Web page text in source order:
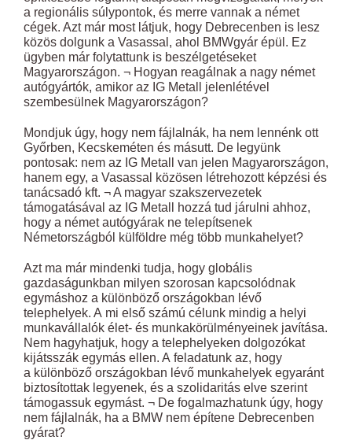
a regionális súlypontok, és merre vannak a német
cégek. Azt már most látjuk, hogy Debrecenben is lesz
közös dolgunk a Vasassal, ahol BMWgyár épül. Ez
ügyben már folytattunk is beszélgetéseket
Magyarországon. ¬ Hogyan reagálnak a nagy német
autógyártók, amikor az IG Metall jelenlétével
szembesülnek Magyarországon?
Mondjuk úgy, hogy nem fájlalnák, ha nem lennénk ott
Győrben, Kecskeméten és másutt. De legyünk
pontosak: nem az IG Metall van jelen Magyarországon,
hanem egy, a Vasassal közösen létrehozott képzési és
tanácsadó kft. ¬ A magyar szakszervezetek
támogatásával az IG Metall hozzá tud járulni ahhoz,
hogy a német autógyárak ne telepítsenek
Németországból külföldre még több munkahelyet?
Azt ma már mindenki tudja, hogy globális
gazdaságunkban milyen szorosan kapcsolódnak
egymáshoz a különböző országokban lévő
telephelyek. A mi első számú célunk mindig a helyi
munkavállalók élet- és munkakörülményeinek javítása.
Nem hagyhatjuk, hogy a telephelyeken dolgozókat
kijátsszák egymás ellen. A feladatunk az, hogy
a különböző országokban lévő munkahelyek egyaránt
biztosítottak legyenek, és a szolidaritás elve szerint
támogassuk egymást. ¬ De fogalmazhatunk úgy, hogy
nem fájlalnák, ha a BMW nem építene Debrecenben
gyárat?